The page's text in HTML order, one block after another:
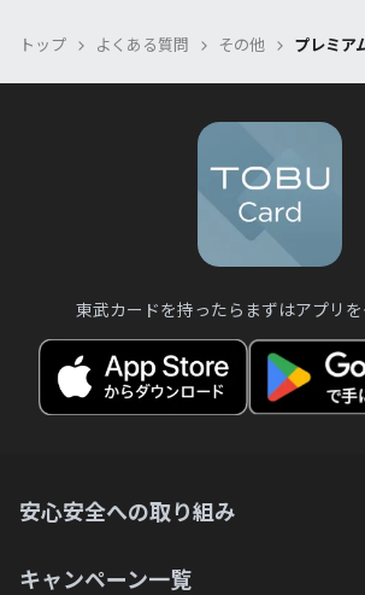
トップ よくある質問 その他 プレミア
東武カードを持ったらまずはアプリ
安心安全への取り組み
キャンペーン一覧